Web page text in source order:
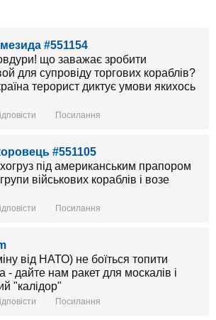
#551154
що заважає зробити
для супровіду торгових кораблів?
терорист диктує умови якихось
Посилання
#551105
під американським прапором
військових кораблів і возе
Посилання
від НАТО) не боїться топити
- дайте нам ракет для москалів і
"калідор"
Посилання